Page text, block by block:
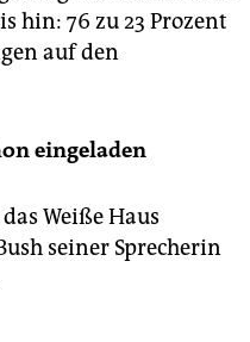
hin: 76 zu 23 Prozent
auf den
eingeladen
Weiße Haus
seiner Sprecherin